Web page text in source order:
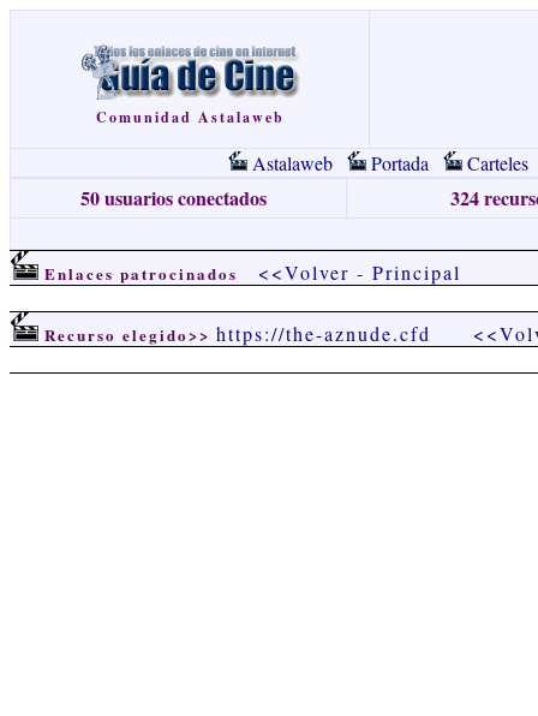
Comunidad Astalaweb
Astalaweb Portada Carteles
50 usuarios conectados 324
Enlaces patrocinados <<Volver - Principal
Recurso elegido>> https://the-aznude.cfd